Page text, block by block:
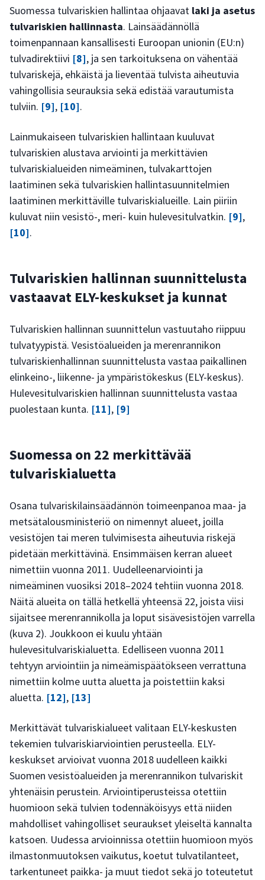
Suomessa tulvariskien hallintaa ohjaavat laki ja asetus
tulvariskien hallinnasta. Lainsäädännöllä
toimenpannaan kansallisesti Euroopan unionin (EU:n)
tulvadirektiivi [8], ja sen tarkoituksena on vähentää
tulvariskejä, ehkäistä ja lieventää tulvista aiheutuvia
vahingollisia seurauksia sekä edistää varautumista
tulviin. [9], [10].
Lainmukaiseen tulvariskien hallintaan kuuluvat
tulvariskien alustava arviointi ja merkittävien
tulvariskialueiden nimeäminen, tulvakarttojen
laatiminen sekä tulvariskien hallintasuunnitelmien
laatiminen merkittäville tulvariskialueille. Lain piiriin
kuluvat niin vesistö-, meri- kuin hulevesitulvatkin. [9],
[10].
Tulvariskien hallinnan suunnittelusta
vastaavat ELY-keskukset ja kunnat
Tulvariskien hallinnan suunnittelun vastuutaho riippuu
tulvatyypistä. Vesistöalueiden ja merenrannikon
tulvariskienhallinnan suunnittelusta vastaa paikallinen
elinkeino-, liikenne- ja ympäristökeskus (ELY-keskus).
Hulevesitulvariskien hallinnan suunnittelusta vastaa
puolestaan kunta. [11], [9]
Suomessa on 22 merkittävää
tulvariskialuetta
Osana tulvariskilainsäädännön toimeenpanoa maa- ja
metsätalousministeriö on nimennyt alueet, joilla
vesistöjen tai meren tulvimisesta aiheutuvia riskejä
pidetään merkittävinä. Ensimmäisen kerran alueet
nimettiin vuonna 2011. Uudelleenarviointi ja
nimeäminen vuosiksi 2018–2024 tehtiin vuonna 2018.
Näitä alueita on tällä hetkellä yhteensä 22, joista viisi
sijaitsee merenrannikolla ja loput sisävesistöjen varrella
(kuva 2). Joukkoon ei kuulu yhtään
hulevesitulvariskialuetta. Edelliseen vuonna 2011
tehtyyn arviointiin ja nimeämispäätökseen verrattuna
nimettiin kolme uutta aluetta ja poistettiin kaksi
aluetta. [12], [13]
Merkittävät tulvariskialueet valitaan ELY-keskusten
tekemien tulvariskiarviointien perusteella. ELY-
keskukset arvioivat vuonna 2018 uudelleen kaikki
Suomen vesistöalueiden ja merenrannikon tulvariskit
yhtenäisin perustein. Arviointiperusteissa otettiin
huomioon sekä tulvien todennäköisyys että niiden
mahdolliset vahingolliset seuraukset yleiseltä kannalta
katsoen. Uudessa arvioinnissa otettiin huomioon myös
ilmastonmuutoksen vaikutus, koetut tulvatilanteet,
tarkentuneet paikka- ja muut tiedot sekä jo toteutetut